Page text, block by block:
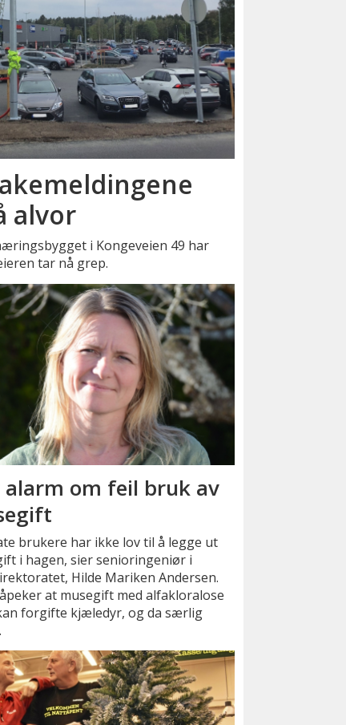
alvor
i Kongeveien 49 har
tar nå grep.
alarm om feil bruk av
brukere har ikke lov til å legge ut
i hagen, sier senioringeniør i
Hilde Mariken Andersen.
at musegift med alfakloralose
forgifte kjæledyr, og da særlig